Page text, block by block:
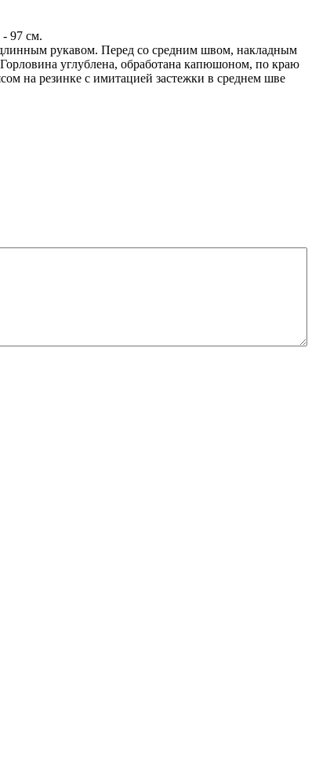
97 см.
рукавом. Перед со средним швом, накладным
углублена, обработана капюшоном, по краю
на резинке с имитацией застежки в среднем шве